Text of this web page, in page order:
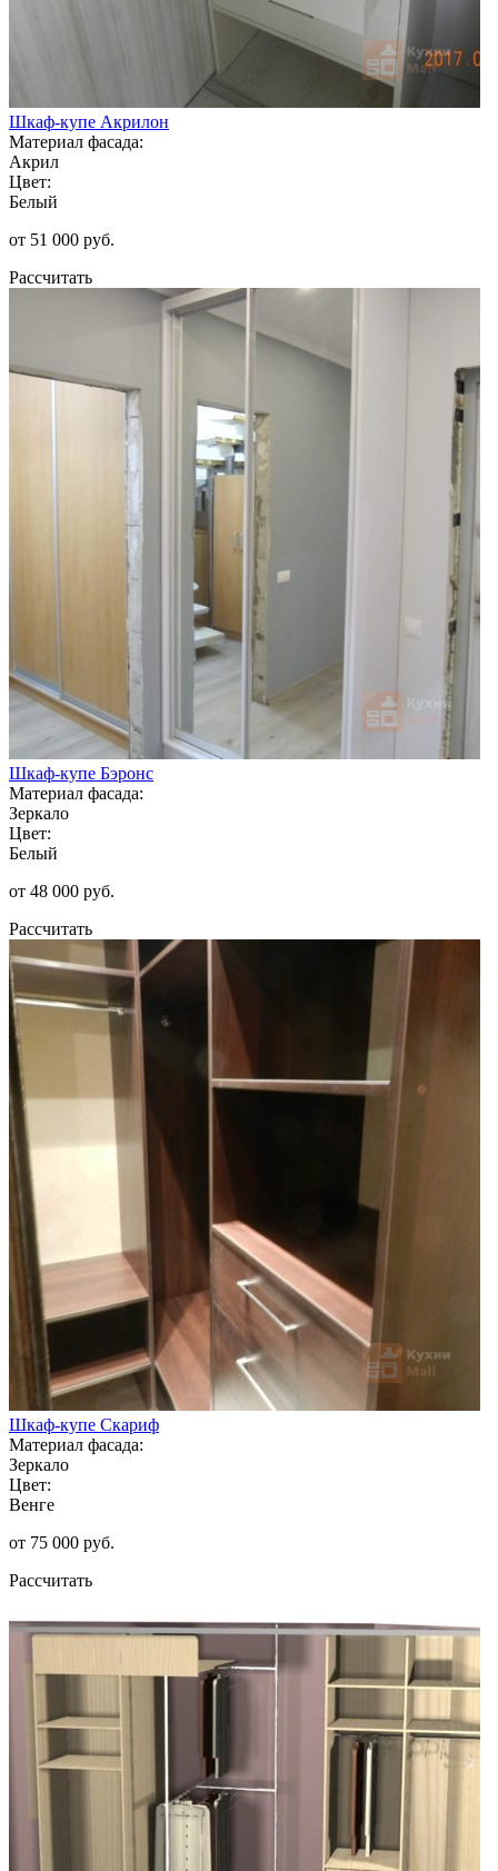
Шкаф-купе Акрилон
Материал фасада:
Акрил
Цвет:
Белый
от 51 000 руб.
Рассчитать
Шкаф-купе Бэронс
Материал фасада:
Зеркало
Цвет:
Белый
от 48 000 руб.
Рассчитать
Шкаф-купе Скариф
Материал фасада:
Зеркало
Цвет:
Венге
от 75 000 руб.
Рассчитать